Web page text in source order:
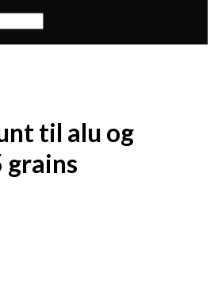
til alu og
grains